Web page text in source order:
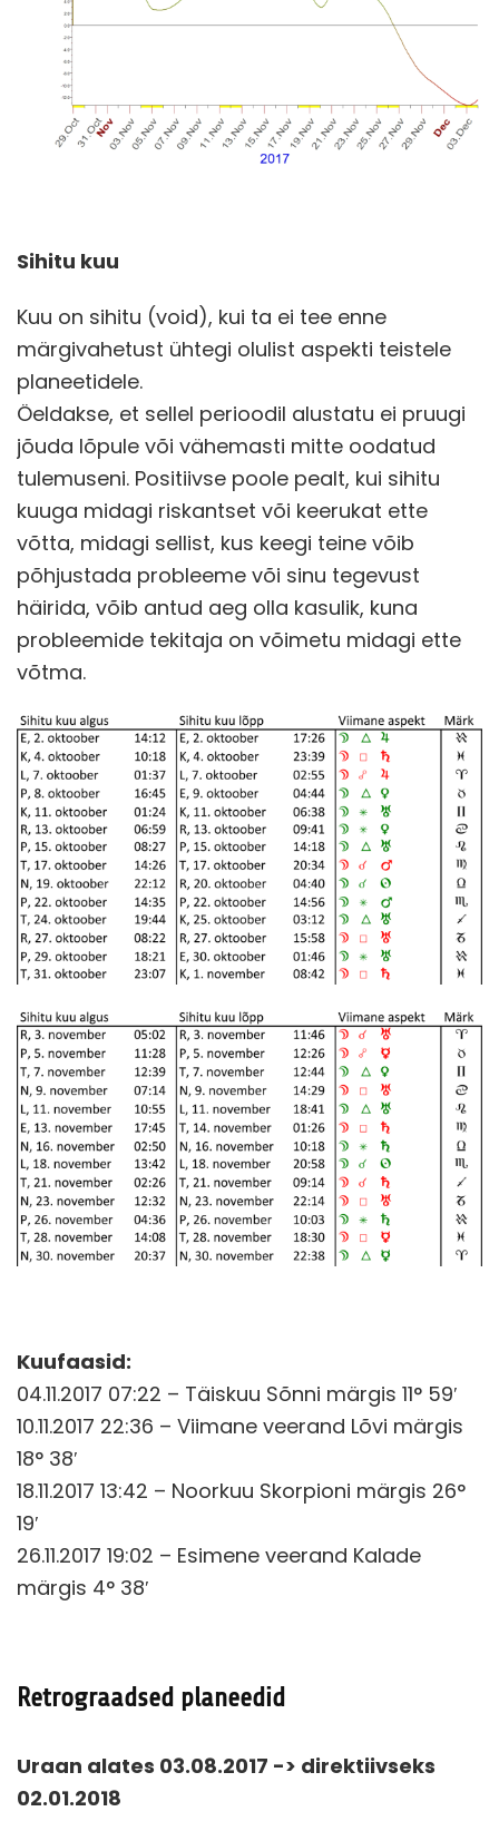
Sihitu kuu
Kuu on sihitu (void), kui ta ei tee enne
märgivahetust ühtegi olulist aspekti teistele
planeetidele.
Öeldakse, et sellel perioodil alustatu ei pruugi
jõuda lõpule või vähemasti mitte oodatud
tulemuseni. Positiivse poole pealt, kui sihitu
kuuga midagi riskantset või keerukat ette
võtta, midagi sellist, kus keegi teine võib
põhjustada probleeme või sinu tegevust
häirida, võib antud aeg olla kasulik, kuna
probleemide tekitaja on võimetu midagi ette
võtma.
Kuufaasid:
04.11.2017 07:22 – Täiskuu Sõnni märgis 11° 59′
10.11.2017 22:36 – Viimane veerand Lõvi märgis
18° 38′
18.11.2017 13:42 – Noorkuu Skorpioni märgis 26°
19′
26.11.2017 19:02 – Esimene veerand Kalade
märgis 4° 38′
Retrograadsed planeedid
Uraan alates 03.08.2017 -> direktiivseks
02.01.2018